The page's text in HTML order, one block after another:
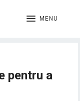
MENU
pentru a